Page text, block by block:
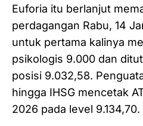
Euforia itu berlanjut
perdagangan Rabu, 14
untuk pertama kalinya
psikologis 9.000 dan
posisi 9.032,58.
hingga IHSG mencetak
2026 pada level 9.134,70.